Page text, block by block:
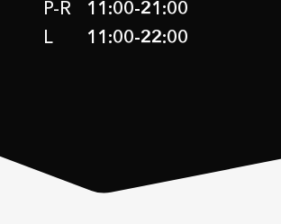
P-R 11:00-21:00
L
11:00-22:00